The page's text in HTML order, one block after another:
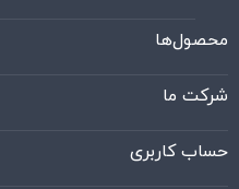
محصول‌ها
شرکت ما
حساب کاربری